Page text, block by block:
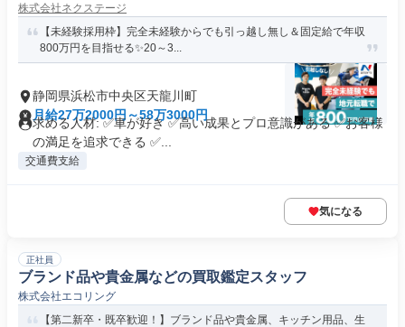
株式会社ネクステージ
【未経験採用枠】完全未経験からでも引っ越し無し＆固定給で年収
800万円を目指せる✨20～3...
静岡県浜松市中央区天龍川町
月給27万2000円～58万3000円
求める人材: ✅車が好き ✅高い成果とプロ意識がある ✅お客様
の満足を追求できる ✅...
交通費支給
気になる
正社員
ブランド品や貴金属などの買取鑑定スタッフ
株式会社エコリング
【第二新卒・既卒歓迎！】ブランド品や貴金属、キッチン用品、生